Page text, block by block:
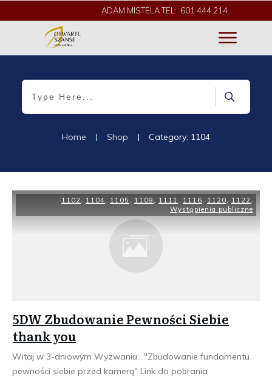
ADAM MISTELA TEL: 601 444 214
Home | Shop | Category: 1104
1102, 1104, 1105 , 1108 , 1111 , 1116, 1120, 1122,
Wystąpienia publiczne
5DW Zbudowanie Pewności Siebie
thank you
Witaj w 3-dniowym Wyzwaniu: "Zbudowanie fundamentu
pewności siebie przed kamerą" Link do pobrania